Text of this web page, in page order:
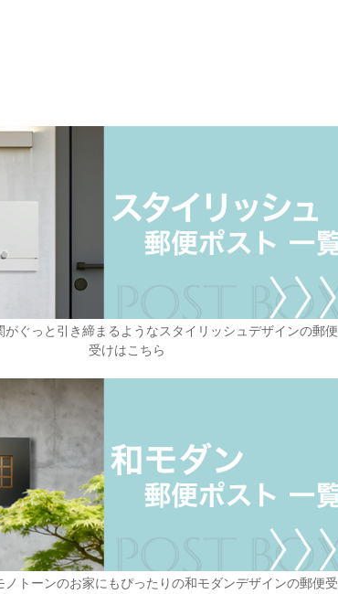
がぐっと引き締まるようなスタイリッシュデザインの郵便
受けはこちら
ノトーンのお家にもぴったりの和モダンデザインの郵便受